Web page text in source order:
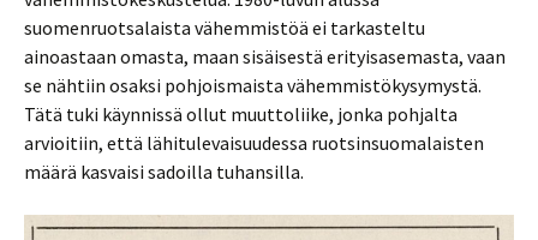
suomenruotsalaista vähemmistöä ei tarkasteltu
ainoastaan omasta, maan sisäisestä erityisasemasta, vaan
se nähtiin osaksi pohjoismaista vähemmistökysymystä.
Tätä tuki käynnissä ollut muuttoliike, jonka pohjalta
arvioitiin, että lähitulevaisuudessa ruotsinsuomalaisten
määrä kasvaisi sadoilla tuhansilla.